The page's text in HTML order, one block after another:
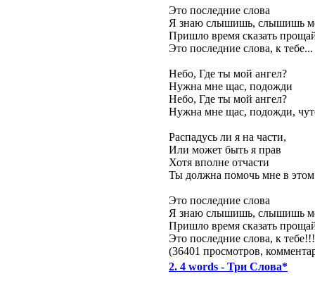
Это последние слова
Я знаю слышишь, слышишь
Пришло время сказать
Это последние слова, к тебе...
Небо, Где ты мой ангел?
Нужна мне щас, подожди
Небо, Где ты мой ангел?
Нужна мне щас, подожди,
Распадусь ли я на части,
Или может быть я прав
Хотя вполне отчасти
Ты должна помочь мне в
Это последние слова
Я знаю слышишь, слышишь
Пришло время сказать
Это последние слова, к
(36401 просмотров,
2. 4 words - Три Слова*